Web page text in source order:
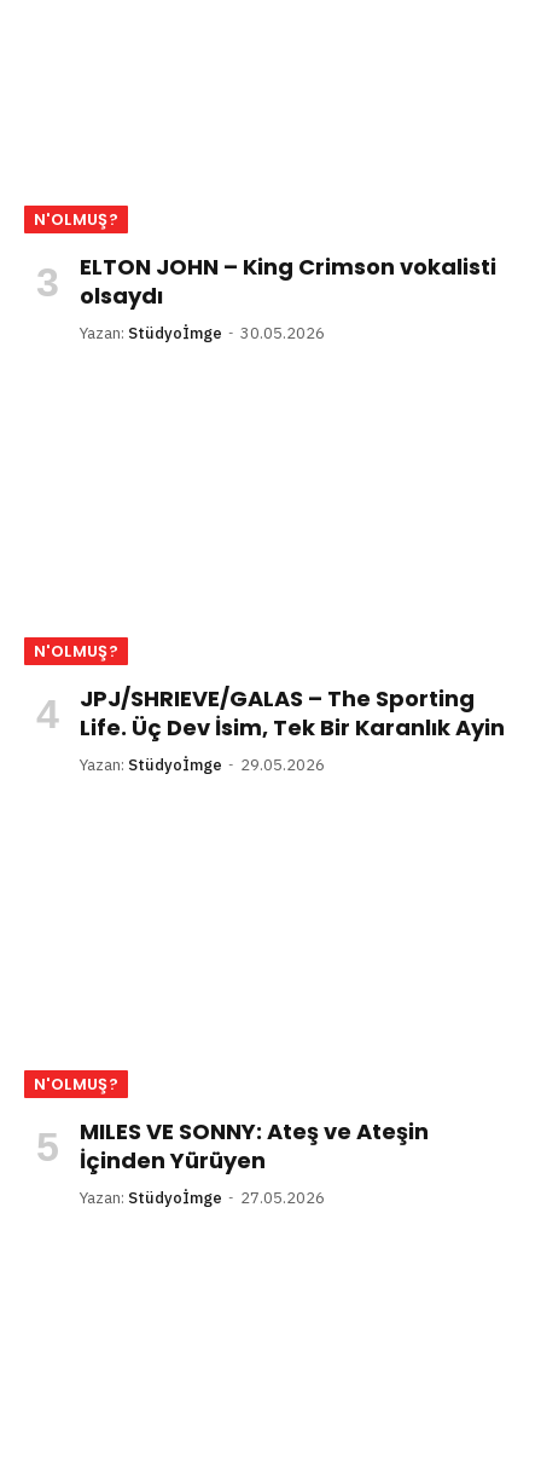
N'OLMUŞ?
ELTON JOHN – King Crimson vokalisti
olsaydı
Yazan: Stüdyoİmge 30.05.2026
N'OLMUŞ?
JPJ/SHRIEVE/GALAS – The Sporting
Life. Üç Dev İsim, Tek Bir Karanlık Ayin
Yazan: Stüdyoİmge 29.05.2026
N'OLMUŞ?
MILES VE SONNY: Ateş ve Ateşin
İçinden Yürüyen
Yazan: Stüdyoİmge 27.05.2026